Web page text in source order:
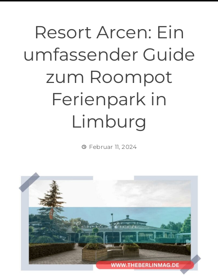
Resort Arcen: Ein
umfassender Guide
zum Roompot
Ferienpark in
Limburg
Februar 11, 2024